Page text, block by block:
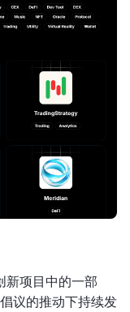
新项目中的一部
议的推动下持续发